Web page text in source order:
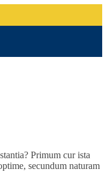
Primum cur ista
secundum naturam